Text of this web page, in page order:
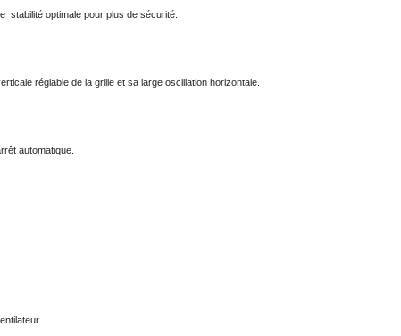
stabilité optimale pour plus de sécurité.
réglable de la grille et sa large oscillation horizontale.
automatique.